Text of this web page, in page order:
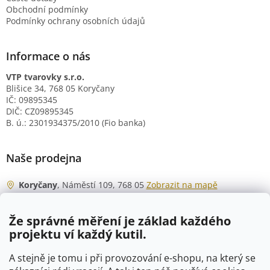
Že správné měření je základ každého
projektu ví každý kutil.
A stejně je tomu i při provozování e-shopu, na který se
Obchodní podmínky
Podmínky ochrany osobních údajů
Informace o nás
VTP tvarovky s.r.o.
Blišice 34, 768 05 Koryčany
IČ: 09895345
DIČ: CZ09895345
B. ú.: 2301934375/2010 (Fio banka)
Naše prodejna
Koryčany, Náměstí 109, 768 05 Zobrazit na mapě
Po - Čt
06:00 - 07:00
07:30 - 15:30
Pá
06:00 - 07:00
07:30 - 15:00